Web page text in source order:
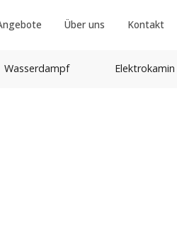
Über uns Kontakt
Wasserdampf Elektrokamin